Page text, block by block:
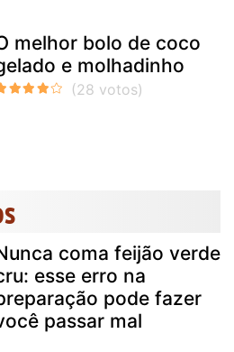
melhor bolo de coco
e molhadinho
coma feijão verde
esse erro na
pode fazer
passar mal